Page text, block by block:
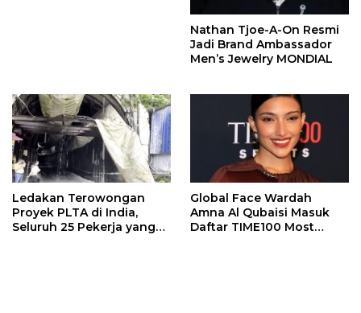
Nathan Tjoe-A-On Resmi
Jadi Brand Ambassador
Men’s Jewelry MONDIAL
Ledakan Terowongan
Proyek PLTA di India,
Seluruh 25 Pekerja yang
Global Face Wardah
Amna Al Qubaisi Masuk
Daftar TIME100 Most